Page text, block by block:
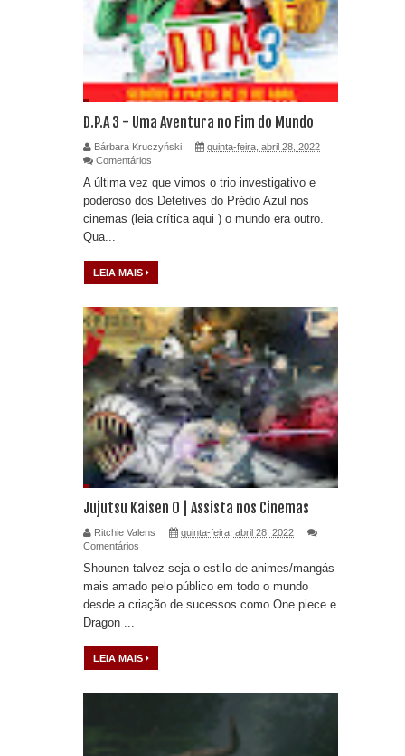
D.P.A 3 - Uma Aventura no Fim do Mundo
Bárbara Kruczyński
quinta-feira, abril 28, 2022
Comentários
A última vez que vimos o trio investigativo e
poderoso dos Detetives do Prédio Azul nos
cinemas (leia crítica aqui ) o mundo era outro.
Qua...
LEIA MAIS
Jujutsu Kaisen 0 | Assista nos Cinemas
Ritchie Valens
quinta-feira, abril 28, 2022
Comentários
Shounen talvez seja o estilo de animes/mangás
mais amado pelo público em todo o mundo
desde a criação de sucessos como One piece e
Dragon ...
LEIA MAIS